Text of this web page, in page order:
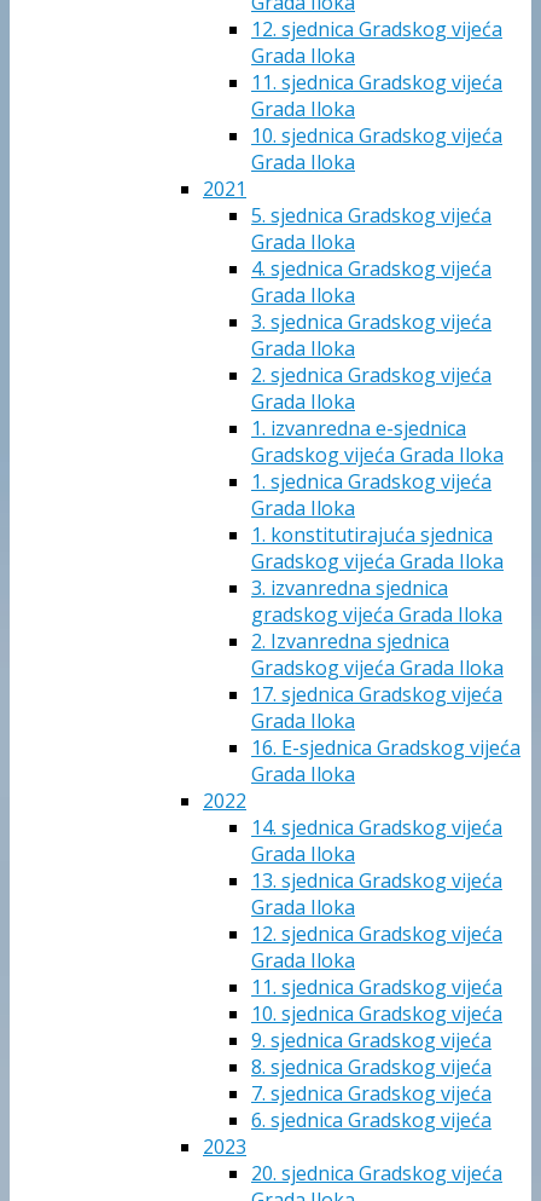
12. sjednica Gradskog vijeća
Grada Iloka
11. sjednica Gradskog vijeća
Grada Iloka
10. sjednica Gradskog vijeća
Grada Iloka
2021
5. sjednica Gradskog vijeća
Grada Iloka
4. sjednica Gradskog vijeća
Grada Iloka
3. sjednica Gradskog vijeća
Grada Iloka
2. sjednica Gradskog vijeća
Grada Iloka
1. izvanredna e-sjednica
Gradskog vijeća Grada Iloka
1. sjednica Gradskog vijeća
Grada Iloka
1. konstitutirajuća sjednica
Gradskog vijeća Grada Iloka
3. izvanredna sjednica
gradskog vijeća Grada Iloka
2. Izvanredna sjednica
Gradskog vijeća Grada Iloka
17. sjednica Gradskog vijeća
Grada Iloka
16. E-sjednica Gradskog vijeća
Grada Iloka
2022
14. sjednica Gradskog vijeća
Grada Iloka
13. sjednica Gradskog vijeća
Grada Iloka
12. sjednica Gradskog vijeća
Grada Iloka
11. sjednica Gradskog vijeća
10. sjednica Gradskog vijeća
9. sjednica Gradskog vijeća
8. sjednica Gradskog vijeća
7. sjednica Gradskog vijeća
6. sjednica Gradskog vijeća
2023
20. sjednica Gradskog vijeća